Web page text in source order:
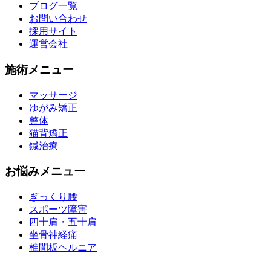
ブログ一覧
お問い合わせ
採用サイト
運営会社
施術メニュー
マッサージ
ゆがみ矯正
整体
猫背矯正
鍼治療
お悩みメニュー
ぎっくり腰
スポーツ障害
四十肩・五十肩
坐骨神経痛
椎間板ヘルニア